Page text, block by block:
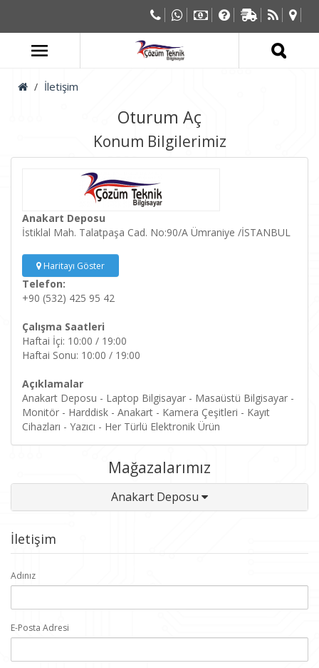
İletişim
Oturum Aç
Konum Bilgilerimiz
Anakart Deposu
İstiklal Mah. Talatpaşa Cad. No:90/A Ümraniye /İSTANBUL
Haritayı Göster
Telefon:
+90 (532) 425 95 42
Çalışma Saatleri
Haftai İçi: 10:00 / 19:00
Haftai Sonu: 10:00 / 19:00
Açıklamalar
Anakart Deposu - Laptop Bilgisayar - Masaüstü Bilgisayar -
Monitör - Harddisk - Anakart - Kamera Çeşitleri - Kayıt
Cihazları - Yazıcı - Her Türlü Elektronik Ürün
Mağazalarımız
Anakart Deposu
İletişim
Adınız
E-Posta Adresi